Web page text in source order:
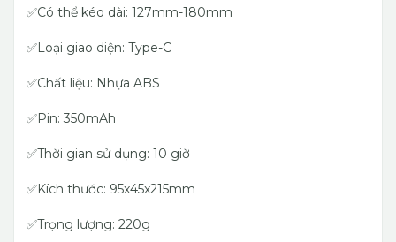
✅Có thể kéo dài: 127mm-180mm
✅Loại giao diện: Type-C
✅Chất liệu: Nhựa ABS
✅Pin: 350mAh
✅Thời gian sử dụng: 10 giờ
✅Kích thước: 95x45x215mm
✅Trọng lượng: 220g